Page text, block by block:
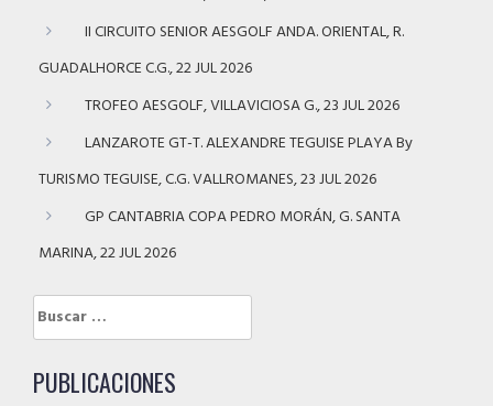
II CIRCUITO SENIOR AESGOLF ANDA. ORIENTAL, R.
GUADALHORCE C.G., 22 JUL 2026
TROFEO AESGOLF, VILLAVICIOSA G., 23 JUL 2026
LANZAROTE GT-T. ALEXANDRE TEGUISE PLAYA By
TURISMO TEGUISE, C.G. VALLROMANES, 23 JUL 2026
GP CANTABRIA COPA PEDRO MORÁN, G. SANTA
MARINA, 22 JUL 2026
Buscar:
PUBLICACIONES